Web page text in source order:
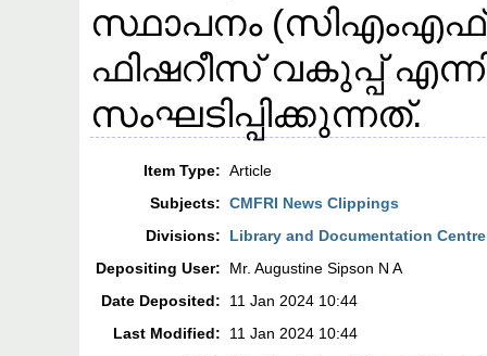
സ്ഥാപനം
ഫിഷറീസ് വകുപ്പ്
സംഘടിപ്പിക്കുന്നത്.
Item Type: Article
Subjects: CMFRI News Clippings
Divisions:
Library and Documentation Centre
Depositing User:
Mr. Augustine Sipson N A
Date Deposited:
11 Jan 2024 10:44
Last Modified:
11 Jan 2024 10:44